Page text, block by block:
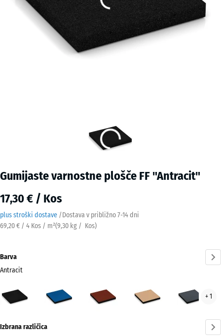
Gumijaste varnostne plošče FF "Antracit"
17,30 € / Kos
plus stroški dostave /Dostava v približno7-14 dni
69,20 € / 4 Kos / m²(9,30 kg / Kos)
Barva
Antracit
(active)
modra
rdeča
+ 1
informacij
Izbrana različica